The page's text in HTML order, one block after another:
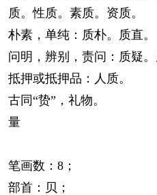
质。性质。素质。资质。
朴素，单纯：质朴。质直。
问明，辨别，责问：质疑。
抵押或抵押品：人质。
古同“贽”，礼物。
量
笔画数：8；
部首：贝；